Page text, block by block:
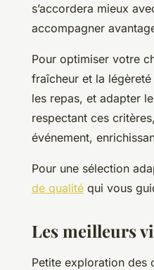
s’accordera mieux
accompagner
Pour optimiser votre
fraîcheur et la
les repas, et adapter
respectant ces
événement,
Pour une sélection
de qualité qui vous
Les meilleurs
Petite exploration des